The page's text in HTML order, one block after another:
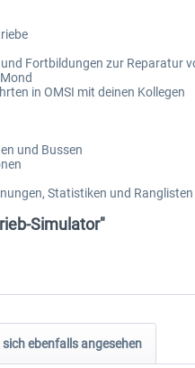
Fortbildungen zur Reparatur
in OMSI mit deinen Kollegen
und Bussen
Statistiken und
Simulator"
ebenfalls angesehen